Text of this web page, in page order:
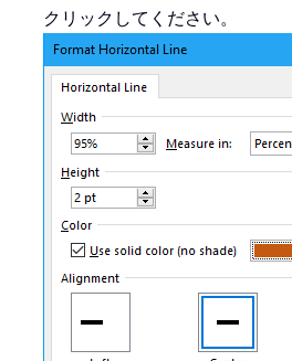
クリックしてください。